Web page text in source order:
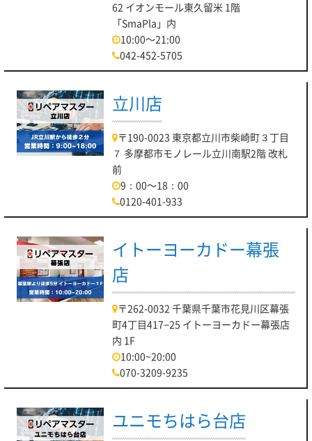
62 イオンモール東久留米 1階
「SmaPla」内
10:00～21:00
042-452-5705
立川店
〒190-0023 東京都立川市柴崎町３丁目
７ 多摩都市モノレール立川南駅2階 改札
前
9：00～18：00
0120-401-933
イトーヨーカドー幕張
店
〒262-0032 千葉県千葉市花見川区幕張
町4丁目417−25 イトーヨーカドー幕張店
内 1F
10:00~20:00
070-3209-9235
ユニモちはら台店